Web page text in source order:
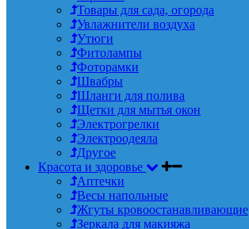
Товары для сада, огорода
Увлажнители воздуха
Утюги
Фитолампы
Фоторамки
Швабры
Шланги для полива
Щетки для мытья окон
Электрогрелки
Электроодеяла
Другое
Красота и здоровье
Аптечки
Весы напольные
Жгуты кровоостанавливающие
Зеркала для макияжа